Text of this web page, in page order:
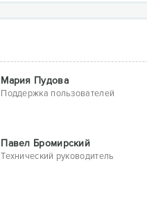
Мария Пудова
Поддержка пользователей
Павел Бромирский
Технический руководитель